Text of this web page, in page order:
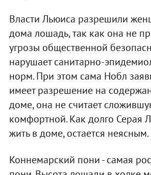
Власти Льюиса разрешили
дома лошадь, так как она не
угрозы общественной
нарушает санитарно-
норм. При этом сама Нобл
имеет разрешение на
доме, она не считает
комфортной. Как долго Серая
жить в доме, остается неясным.
Коннемарский пони - самая